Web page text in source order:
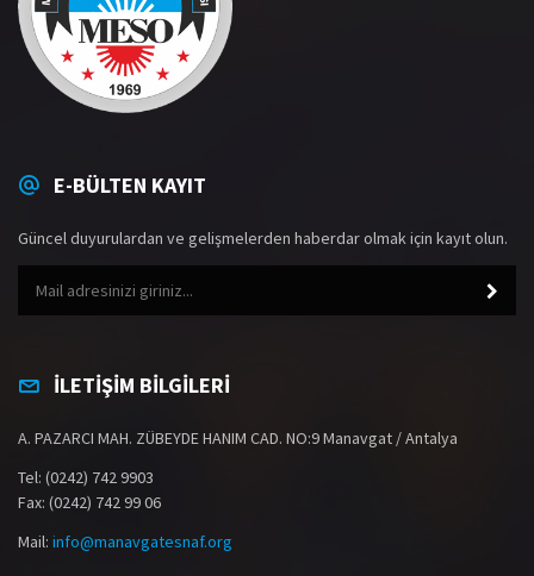
E-BÜLTEN KAYIT
Güncel duyurulardan ve gelişmelerden haberdar olmak için kayıt olun.
İLETİŞİM BİLGİLERİ
A. PAZARCI MAH. ZÜBEYDE HANIM CAD. NO:9 Manavgat / Antalya
Tel: (0242) 742 9903
Fax: (0242) 742 99 06
Mail: info@manavgatesnaf.org